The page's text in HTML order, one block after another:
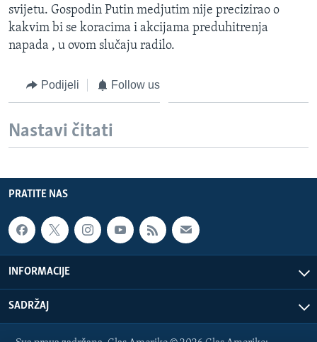
IZBJEGLIČKA STRANA
MAGAZIN
Learning English
PRATITE NAS
svijetu. Gospodin Putin medjutim nije precizirao o
kakvim bi se koracima i akcijama preduhitrenja
napada , u ovom slučaju radilo.
Podijeli Follow us
Nastavi čitati
PRATITE NAS
INFORMACIJE
SADRŽAJ